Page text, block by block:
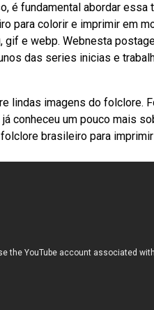
é fundamental abordar essa
para colorir e imprimir em
e webp. Webnesta
das series inicias e
lindas imagens do folclore.
conheceu um pouco mais
brasileiro para